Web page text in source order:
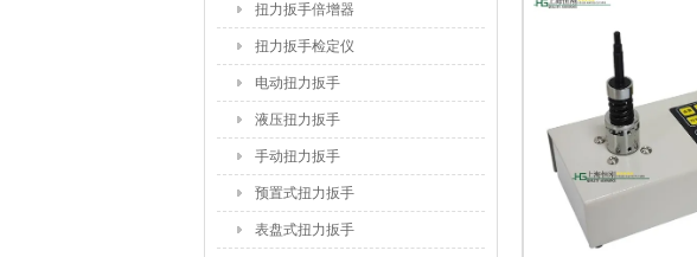
扭力扳手倍增器
扭力扳手检定仪
电动扭力扳手
液压扭力扳手
手动扭力扳手
预置式扭力扳手
表盘式扭力扳手